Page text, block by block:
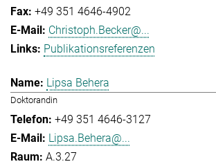
+49 351 4646-4902
Christoph.Becker@...
Publikationsreferenzen
Lipsa Behera
Doktorandin
+49 351 4646-3127
Lipsa.Behera@...
A.3.27